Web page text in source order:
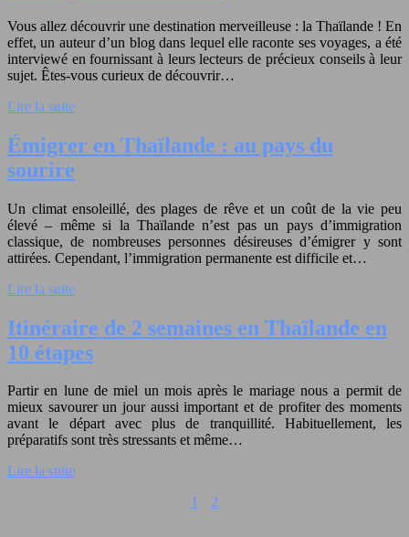
Vous allez découvrir une destination merveilleuse : la Thaïlande ! En
effet, un auteur d’un blog dans lequel elle raconte ses voyages, a été
interviewé en fournissant à leurs lecteurs de précieux conseils à leur
sujet. Êtes-vous curieux de découvrir…
Lire la suite
Émigrer en Thaïlande : au pays du
sourire
Un climat ensoleillé, des plages de rêve et un coût de la vie peu
élevé – même si la Thaïlande n’est pas un pays d’immigration
classique, de nombreuses personnes désireuses d’émigrer y sont
attirées. Cependant, l’immigration permanente est difficile et…
Lire la suite
Itinéraire de 2 semaines en Thaïlande en
10 étapes
Partir en lune de miel un mois après le mariage nous a permit de
mieux savourer un jour aussi important et de profiter des moments
avant le départ avec plus de tranquillité. Habituellement, les
préparatifs sont très stressants et même…
Lire la suite
1
2